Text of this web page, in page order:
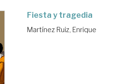
Fiesta y tragedia
Martínez Ruiz, Enrique